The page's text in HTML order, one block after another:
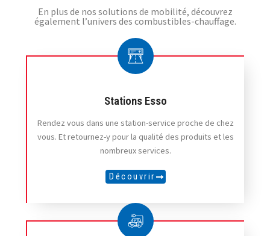
Bonjour le gain de temps
et les économies !
En plus de nos solutions de mobilité, découvrez
également l’univers des combustibles-chauffage.
Stations Esso
Rendez vous dans une station-service proche de chez
vous. Et retournez-y pour la qualité des produits et les
nombreux services.
Découvrir